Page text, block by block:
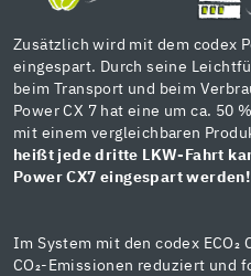
Zusätzlich wird mit dem codex
eingespart. Durch seine
beim Transport und beim
Power CX 7 hat eine um ca. 50
mit einem vergleichbaren
heißt jede dritte LKW-Fahrt
Power CX7 eingespart werden!
Im System mit den codex ECO₂
CO₂-Emissionen reduziert und